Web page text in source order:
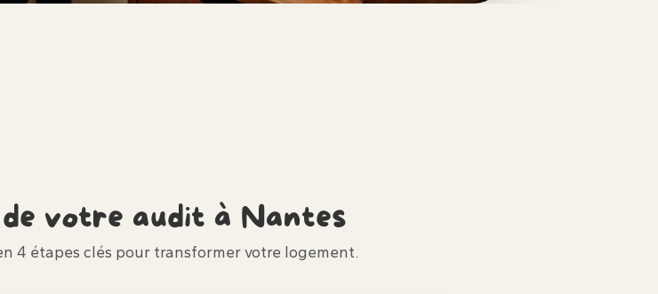
votre audit à Nantes
4 étapes clés pour transformer votre logement.